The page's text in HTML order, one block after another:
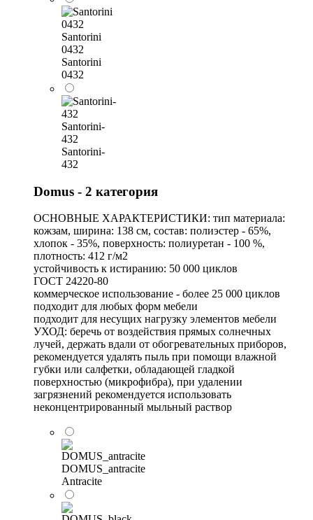
Santorini
0432
Santorini
0432
Santorini-
432
Santorini-
432
Domus - 2 категория
ОСНОВНЫЕ ХАРАКТЕРИСТИКИ: тип материала:
кожзам, ширина: 138 см, состав: полиэстер - 65%,
хлопок - 35%, поверхность: полиуретан - 100 %,
плотность: 412 г/м2
устойчивость к истиранию: 50 000 циклов
ГОСТ 24220-80
коммерческое использование - более 25 000 циклов
подходит для любых форм мебели
подходит для несущих нагрузку элементов мебели
УХОД: беречь от воздействия прямых солнечных
лучей, держать вдали от обогревательных приборов,
рекомендуется удалять пыль при помощи влажной
губки или салфетки, обладающей гладкой
поверхностью (микрофибра), при удалении
загрязнений рекомендуется использовать
неконцентрированный мыльный раствор
DOMUS_antracite
Antracite